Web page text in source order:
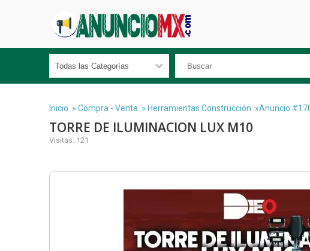
Inicio » Compra - Venta » Herramientas Construcción »Anuncio
TORRE DE ILUMINACION LUX M10
Visitas: 121